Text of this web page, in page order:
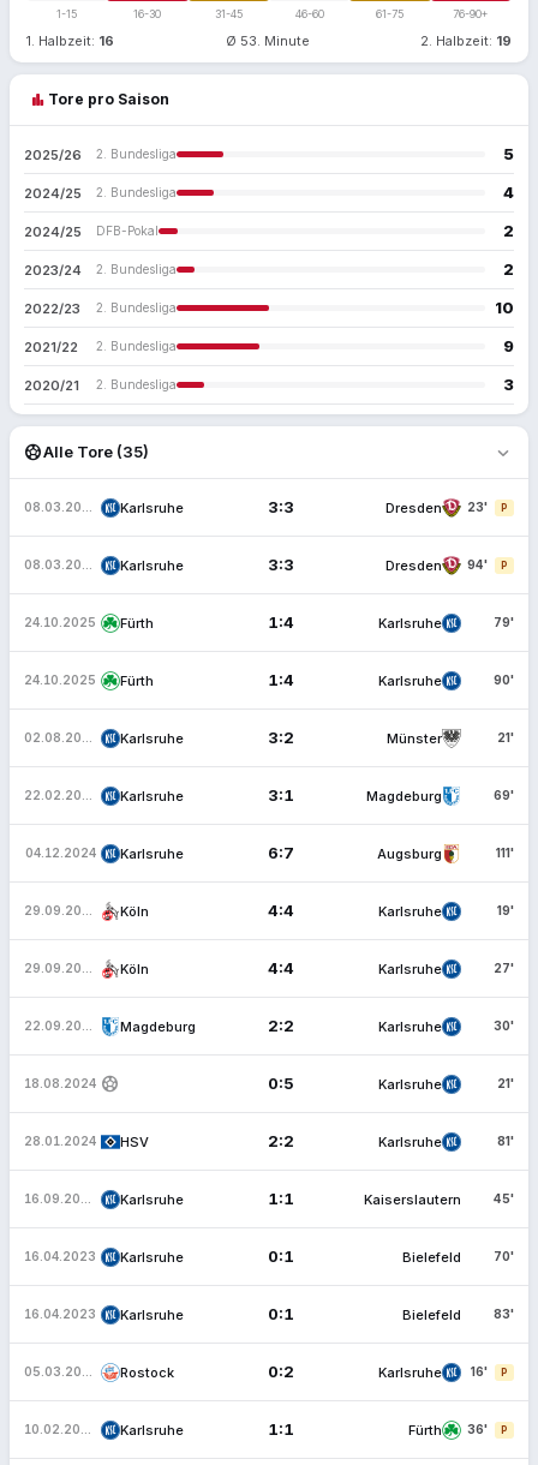
1-15 16-30 31-45 46-60 61-75 76-90+
1. Halbzeit: 16 Ø 53. Minute 2. Halbzeit: 19
bar_chart Tore pro Saison
2025/26 2. Bundesliga 5
2024/25 2. Bundesliga 4
2024/25 DFB-Pokal 2
2023/24 2. Bundesliga 2
2022/23 2. Bundesliga 10
2021/22 2. Bundesliga 9
2020/21 2. Bundesliga 3
sports_soccerAlle Tore (35) expand_more
Karlsruhe 3:3 Dresden 23' P
Karlsruhe 3:3 Dresden 94' P
24.10.2025 Fürth 1:4 Karlsruhe 79'
24.10.2025 Fürth 1:4 Karlsruhe 90'
Karlsruhe 3:2 Münster 21'
Karlsruhe 3:1 Magdeburg 69'
04.12.2024 Karlsruhe 6:7 Augsburg 111'
Köln 4:4 Karlsruhe 19'
Köln 4:4 Karlsruhe 27'
Magdeburg 2:2 Karlsruhe 30'
18.08.2024 sports_soccer 0:5 Karlsruhe 21'
28.01.2024 HSV 2:2 Karlsruhe 81'
Karlsruhe 1:1 Kaiserslautern 45'
16.04.2023 Karlsruhe 0:1 Bielefeld 70'
16.04.2023 Karlsruhe 0:1 Bielefeld 83'
Rostock 0:2 Karlsruhe 16' P
Karlsruhe 1:1 Fürth 36' P